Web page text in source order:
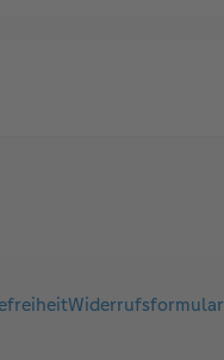
Widerrufsformular